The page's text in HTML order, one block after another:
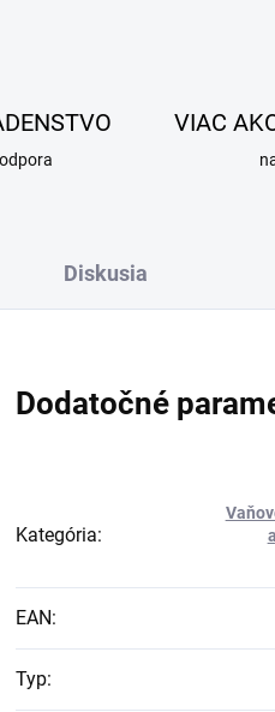
VIAC
Diskusia
Dodatočné
Kategória:
EAN:
Typ: